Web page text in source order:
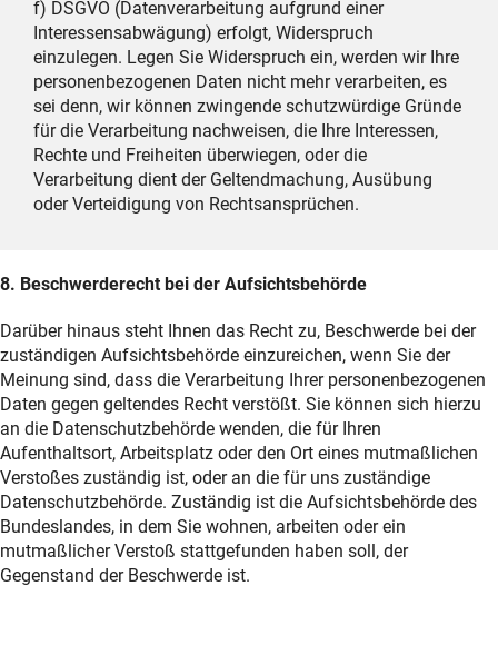
f) DSGVO (Datenverarbeitung aufgrund einer
Interessensabwägung) erfolgt, Widerspruch
einzulegen. Legen Sie Widerspruch ein, werden wir Ihre
personenbezogenen Daten nicht mehr verarbeiten, es
sei denn, wir können zwingende schutzwürdige Gründe
für die Verarbeitung nachweisen, die Ihre Interessen,
Rechte und Freiheiten überwiegen, oder die
Verarbeitung dient der Geltendmachung, Ausübung
oder Verteidigung von Rechtsansprüchen.
8. Beschwerderecht bei der Aufsichtsbehörde
Darüber hinaus steht Ihnen das Recht zu, Beschwerde bei der
zuständigen Aufsichtsbehörde einzureichen, wenn Sie der
Meinung sind, dass die Verarbeitung Ihrer personenbezogenen
Daten gegen geltendes Recht verstößt. Sie können sich hierzu
an die Datenschutzbehörde wenden, die für Ihren
Aufenthaltsort, Arbeitsplatz oder den Ort eines mutmaßlichen
Verstoßes zuständig ist, oder an die für uns zuständige
Datenschutzbehörde. Zuständig ist die Aufsichtsbehörde des
Bundeslandes, in dem Sie wohnen, arbeiten oder ein
mutmaßlicher Verstoß stattgefunden haben soll, der
Gegenstand der Beschwerde ist.